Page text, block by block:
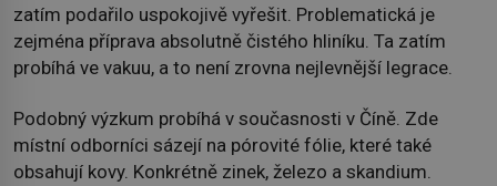
zatím podařilo uspokojivě vyřešit. Problematická je
zejména příprava absolutně čistého hliníku. Ta zatím
probíhá ve vakuu, a to není zrovna nejlevnější legrace.
Podobný výzkum probíhá v současnosti v Číně. Zde
místní odborníci sázejí na pórovité fólie, které také
obsahují kovy. Konkrétně zinek, železo a skandium.